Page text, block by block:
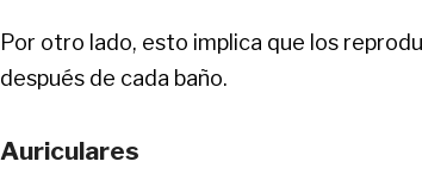
Por otro lado, esto implica que los
después de cada baño.
Auriculares